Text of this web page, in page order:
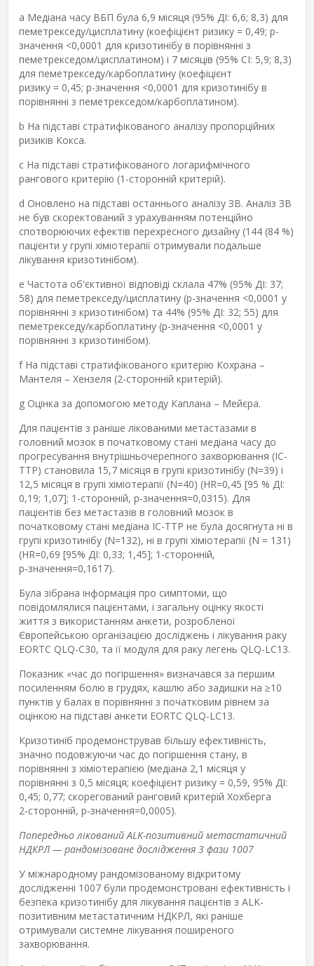
a Медіана часу ВБП була 6,9 місяця (95% ДІ: 6,6; 8,3) для
пеметрекседу/цисплатину (коефіцієнт ризику = 0,49; р-
значення <0,0001 для кризотинібу в порівнянні з
пеметрекседом/цисплатином) і 7 місяців (95% CI: 5,9; 8,3)
для пеметрекседу/карбоплатину (коефіцієнт
ризику = 0,45; р-значення <0,0001 для кризотинібу в
порівнянні з пеметрекседом/карбоплатином).
b На підставі стратифікованого аналізу пропорційних
ризиків Кокса.
c На підставі стратифікованого логарифмічного
рангового критерію (1-сторонній критерій).
d Оновлено на підставі останнього аналізу ЗВ. Аналіз ЗВ
не був скоректований з урахуванням потенційно
спотворюючих ефектів перехресного дизайну (144 (84 %)
пацієнти у групі хіміотерапії отримували подальше
лікування кризотинібом).
e Частота об'єктивної відповіді склала 47% (95% ДІ: 37;
58) для пеметрекседу/цисплатину (p-значення <0,0001 у
порівнянні з кризотинібом) та 44% (95% ДІ: 32; 55) для
пеметрекседу/карбоплатину (p-значення <0,0001 у
порівнянні з кризотинібом).
fНа підставі стратифікованого критерію Кохрана –
Мантеля – Хензеля (2-сторонній критерій).
g Оцінка за допомогою методу Каплана – Мейєра.
Для пацієнтів з раніше лікованими метастазами в
головний мозок в початковому стані медіана часу до
прогресування внутрішньочерепного захворювання (IC-
TTP) становила 15,7 місяця в групі кризотинібу (N=39) і
12,5 місяця в групі хіміотерапії (N=40) (HR=0,45 [95 % ДІ:
0,19; 1,07]; 1-сторонній, p‑значення=0,0315). Для
пацієнтів без метастазів в головний мозок в
початковому стані медіана IC-TTP не була досягнута ні в
групі кризотинібу (N=132), ні в групі хіміотерапії (N = 131)
(HR=0,69 [95% ДІ: 0,33; 1,45]; 1-сторонній,
p‑значення=0,1617).
Була зібрана інформація про симптоми, що
повідомлялися пацієнтами, і загальну оцінку якості
життя з використанням анкети, розробленої
Європейською організацією досліджень і лікування раку
EORTC QLQ-C30, та її модуля для раку легень QLQ-LC13.
Показник «час до погіршення» визначався за першим
посиленням болю в грудях, кашлю або задишки на ≥10
пунктів у балах в порівнянні з початковим рівнем за
оцінкою на підставі анкети EORTC QLQ-LC13.
Кризотиніб продемонстрував більшу ефективність,
значно подовжуючи час до погіршення стану, в
порівнянні з хіміотерапією (медіана 2,1 місяця у
порівнянні з 0,5 місяця; коефіцієнт ризику = 0,59, 95% ДІ:
0,45; 0,77; скорегований ранговий критерій Хохберга
2‑сторонній, p‑значення=0,0005).
Попередньо лікований ALK-позитивний метастатичний
НДКРЛ — рандомізоване дослідження 3 фази 1007
У міжнародному рандомізованому відкритому
дослідженні 1007 були продемонстровані ефективність і
безпека кризотинібу для лікування пацієнтів з ALK-
позитивним метастатичним НДКРЛ, які раніше
отримували системне лікування поширеного
захворювання.